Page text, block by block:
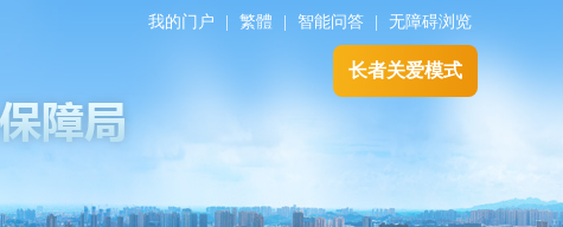
我的门户 繁體 智能问答 无障碍浏览
长者关爱模式